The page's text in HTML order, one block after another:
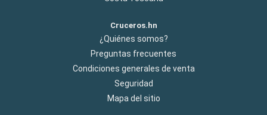
Cruceros.hn
¿Quiénes somos?
Preguntas frecuentes
Condiciones generales de venta
Seguridad
Mapa del sitio